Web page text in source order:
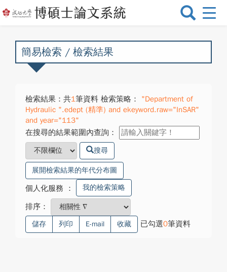
選
換
簡易檢索 / 檢索結果
檢索結果：共1筆資料 檢索策略：
"Department of
Hydraulic ".edept (精準) and ekeyword.raw="InSAR"
and year="113"
在搜尋的結果範圍內查詢：
搜尋
展開檢索結果的年代分布圖
個人化服務 ： 我的檢索策略
排序：
儲存 列印 E-mail 收藏 已勾選0筆資料